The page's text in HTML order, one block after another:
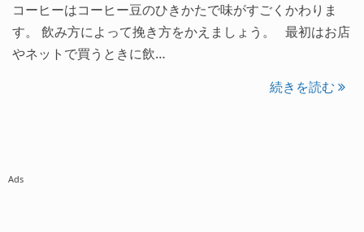
コーヒーはコーヒー豆のひきかたで味がすごくかわりま
す。 飲み方によって挽き方をかえましょう。 最初はお店
やネットで買うときに飲…
続きを読む
Ads